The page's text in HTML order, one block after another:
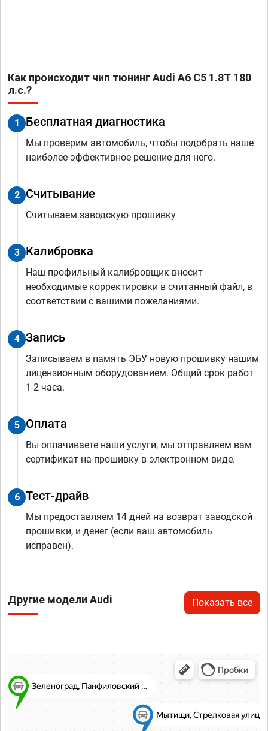
Как происходит чип тюнинг Audi A6 C5 1.8T 180
л.с.?
1 Бесплатная диагностика
Мы проверим автомобиль, чтобы подобрать наше
наиболее эффективное решение для него.
2 Считывание
Считываем заводскую прошивку
3 Калибровка
Наш профильный калибровщик вносит
необходимые корректировки в считанный файл, в
соответствии с вашими пожеланиями.
4 Запись
Записываем в память ЭБУ новую прошивку нашим
лицензионным оборудованием. Общий срок работ
1-2 часа.
5 Оплата
Вы оплачиваете наши услуги, мы отправляем вам
сертификат на прошивку в электронном виде.
6 Тест-драйв
Мы предоставляем 14 дней на возврат заводской
прошивки, и денег (если ваш автомобиль
исправен).
Другие модели Audi Показать все